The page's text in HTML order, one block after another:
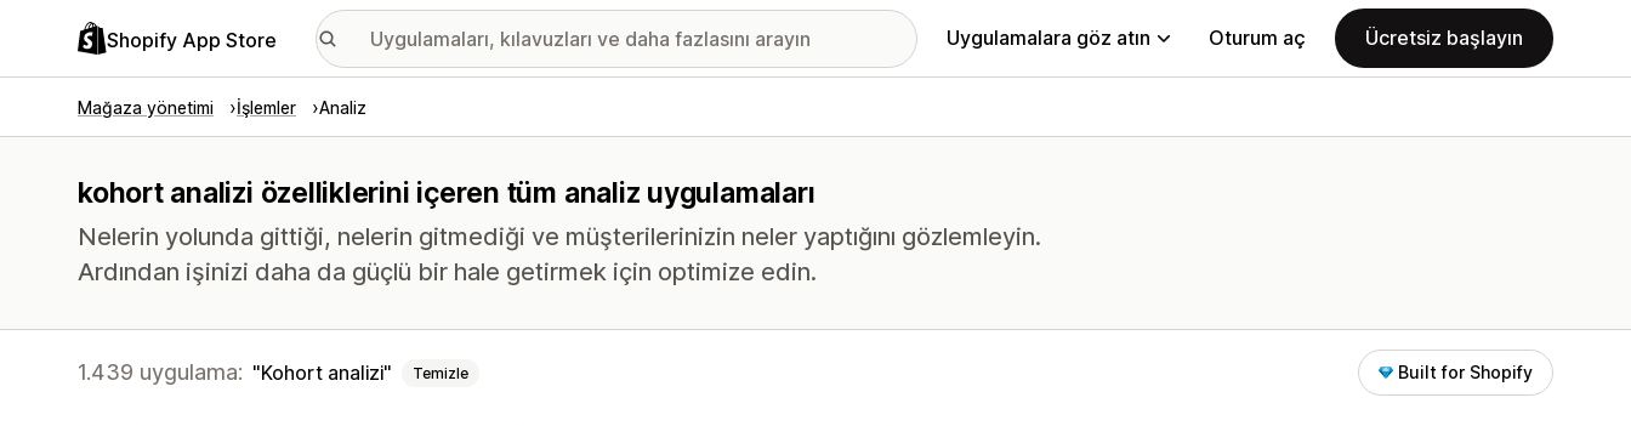
Shopify App Store Uygulamalara göz atın Oturum aç Ücretsiz başlayın
Mağaza yönetimi İşlemler Analiz
kohort analizi özelliklerini içeren tüm analiz uygulamaları
Nelerin yolunda gittiği, nelerin gitmediği ve müşterilerinizin neler yaptığını gözlemleyin.
Ardından işinizi daha da güçlü bir hale getirmek için optimize edin.
1.439 uygulama: Kohort analizi Temizle Built for Shopify